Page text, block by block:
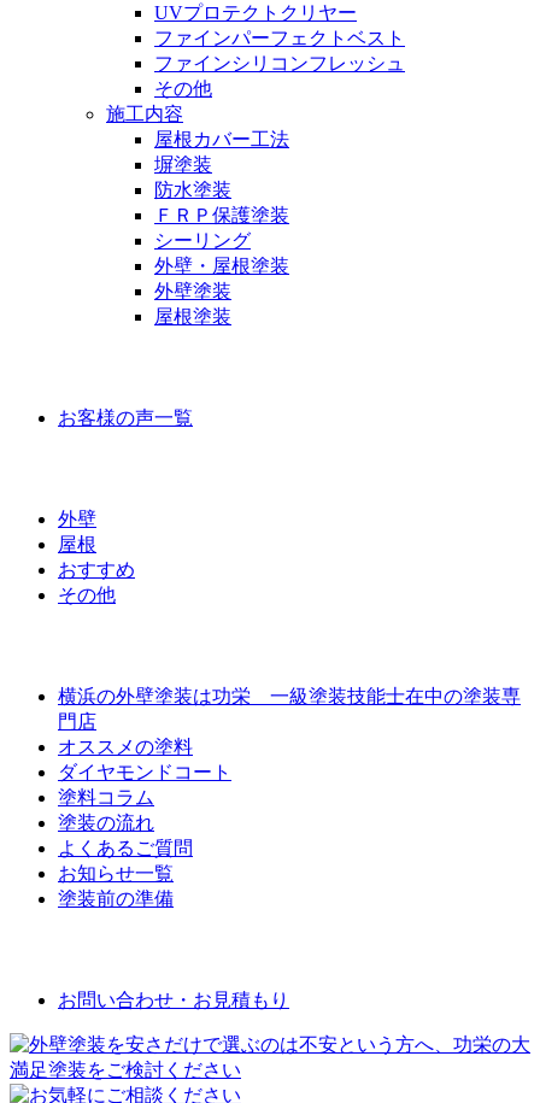
UVプロテクトクリヤー
ファインパーフェクトベスト
ファインシリコンフレッシュ
その他
施工内容
屋根カバー工法
塀塗装
防水塗装
ＦＲＰ保護塗装
シーリング
外壁・屋根塗装
外壁塗装
屋根塗装
お客様の声一覧
外壁
屋根
おすすめ
その他
横浜の外壁塗装は功栄 一級塗装技能士在中の塗装専
門店
オススメの塗料
ダイヤモンドコート
塗料コラム
塗装の流れ
よくあるご質問
お知らせ一覧
塗装前の準備
お問い合わせ・お見積もり